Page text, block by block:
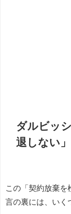
ダルビッ
退しない
この「契約放棄
言の裏には、いく